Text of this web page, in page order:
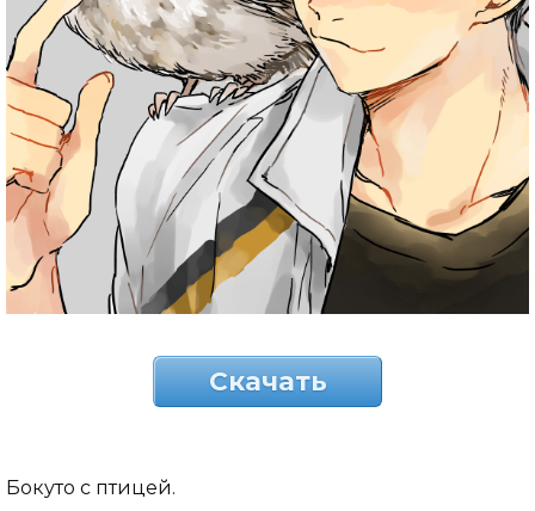
Скачать
Бокуто с птицей.